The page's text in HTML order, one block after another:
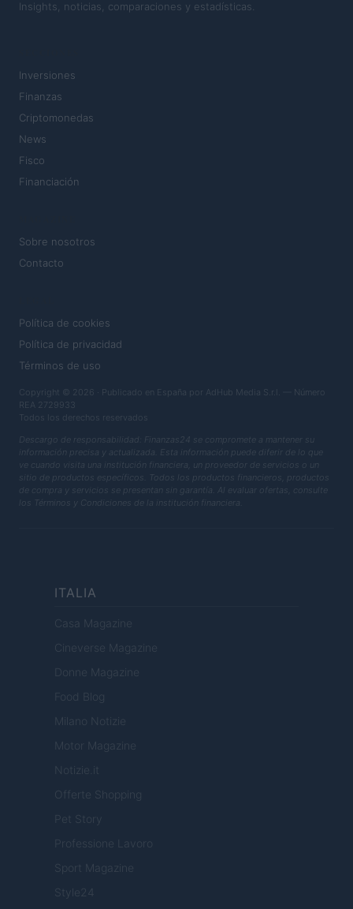
Insights, noticias, comparaciones y estadísticas.
Inversiones
Finanzas
Criptomonedas
News
Fisco
Financiación
Sobre nosotros
Contacto
Política de cookies
Política de privacidad
Términos de uso
Copyright © 2026 · Publicado en España por AdHub Media S.r.l. — Número
REA 2729933
Todos los derechos reservados
Descargo de responsabilidad: Finanzas24 se compromete a mantener su
información precisa y actualizada. Esta información puede diferir de lo que
ve cuando visita una institución financiera, un proveedor de servicios o un
sitio de productos específicos. Todos los productos financieros, productos
de compra y servicios se presentan sin garantía. Al evaluar ofertas, consulte
los Términos y Condiciones de la institución financiera.
ITALIA
Casa Magazine
Cineverse Magazine
Donne Magazine
Food Blog
Milano Notizie
Motor Magazine
Notizie.it
Offerte Shopping
Pet Story
Professione Lavoro
Sport Magazine
Style24